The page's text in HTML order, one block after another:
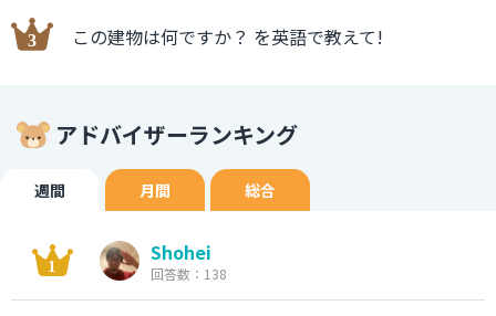
この建物は何ですか？ を英語で教えて!
アドバイザーランキング
週間 月間 総合
Shohei
回答数：138